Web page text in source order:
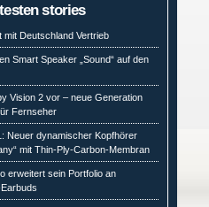
stories
mit Deutschland Vertrieb
Smart Speaker „Sound“ auf den
Vision 2 vor – neue Generation
Fernseher
Neuer dynamischer Kopfhörer
mit Thin-Ply-Carbon-Membran
erweitert sein Portfolio an